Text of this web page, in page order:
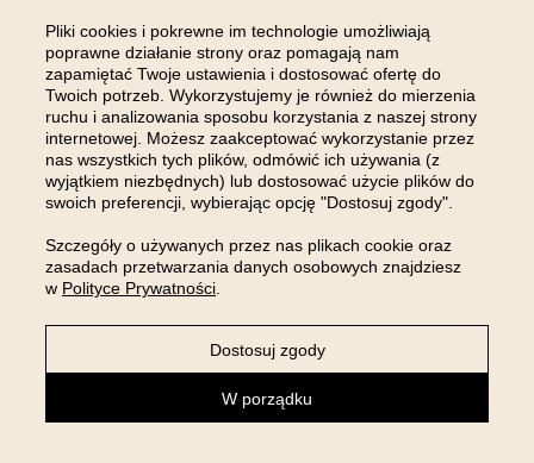
000,00 zł; NIP: 8961645498, REGON: 540125396, BDO: 000654482 oraz adres
poczty elektronicznej: sklep@room99.pl. Zapoznaj się z naszym
polityką prywatności.Przeczytaj dalej >
OBSŁUGA KLIENTA
MOJE KONTO
Pliki cookies i pokrewne im technologie umożliwiają
poprawne działanie strony oraz pomagają nam
zapamiętać Twoje ustawienia i dostosować ofertę do
Twoich potrzeb. Wykorzystujemy je również do mierzenia
ruchu i analizowania sposobu korzystania z naszej strony
internetowej. Możesz zaakceptować wykorzystanie przez
nas wszystkich tych plików, odmówić ich używania (z
wyjątkiem niezbędnych) lub dostosować użycie plików do
swoich preferencji, wybierając opcję "Dostosuj zgody".
Szczegóły o używanych przez nas plikach cookie oraz
zasadach przetwarzania danych osobowych znajdziesz
w Polityce Prywatności
W porządku
Dostosuj zgody